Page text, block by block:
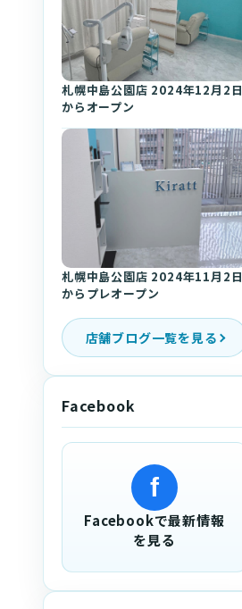
札幌中島公園店 2024年12月2日
からオープン
札幌中島公園店 2024年11月2日
からプレオープン
店舗ブログ一覧を見る
Facebook
f
Facebookで最新情報
を見る